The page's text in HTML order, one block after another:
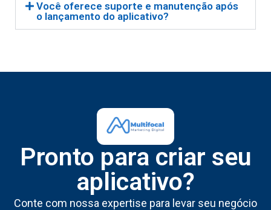
Você oferece suporte e manutenção após
o lançamento do aplicativo?
Pronto para criar seu
aplicativo?
Conte com nossa expertise para levar seu negócio